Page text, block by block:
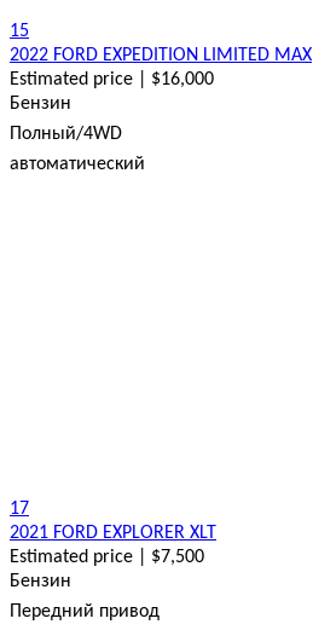
15
2022 FORD EXPEDITION LIMITED MAX
Estimated price | $16,000
Бензин
Полный/4WD
автоматический
17
2021 FORD EXPLORER XLT
Estimated price | $7,500
Бензин
Передний привод